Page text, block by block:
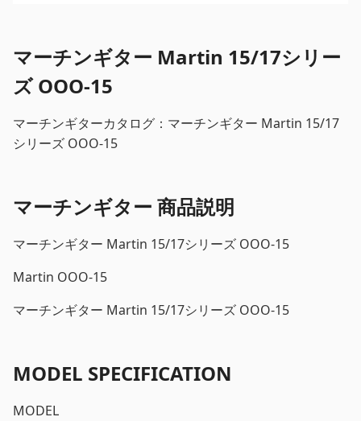
マーチンギター Martin 15/17シリー
ズ OOO-15
マーチンギターカタログ：マーチンギター Martin 15/17
シリーズ OOO-15
マーチンギター 商品説明
マーチンギター Martin 15/17シリーズ OOO-15
Martin OOO-15
マーチンギター Martin 15/17シリーズ OOO-15
MODEL SPECIFICATION
MODEL